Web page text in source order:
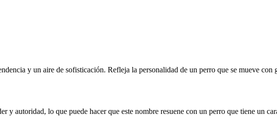
y un aire de sofisticación. Refleja la personalidad de un perro que se mueve con
y autoridad, lo que puede hacer que este nombre resuene con un perro que tiene un